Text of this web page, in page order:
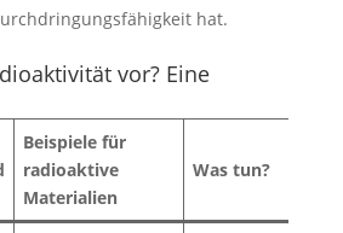
hat.
vor? Eine
Beispiele für
radioaktive
Materialien
Was tun?